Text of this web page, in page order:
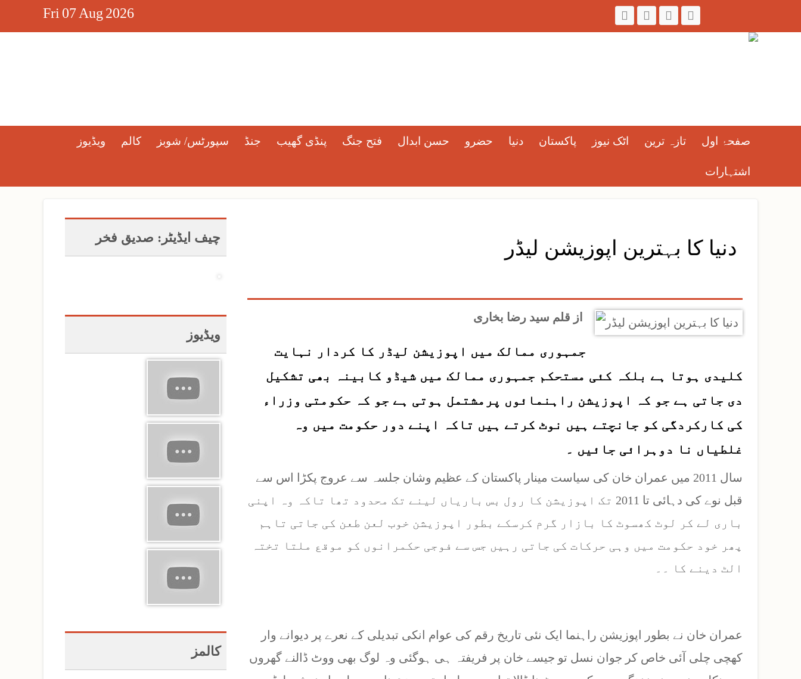
Fri 07 Aug 2026
صفحۂ اول تازہ ترین اٹک نیوز پاکستان دنیا حضرو حسن ابدال فتح جنگ پنڈی گھیب جنڈ سپورٹس/ شوبز کالم ویڈیوز
اشتہارات
جمہوری ممالک میں اپوزیشن لیڈر کا کردار نہایت
کلیدی ہوتا ہے بلکہ کئی مستحکم جمہوری ممالک میں شیڈو کابینہ بھی تشکیل
دی جاتی ہے جو کہ اپوزیشن راہنمائوں پرمشتمل ہوتی ہے جو کہ حکومتی وزراء
کی کارکردگی کو جانچتے ہیں نوٹ کرتے ہیں تاکہ اپنے دور حکومت میں وہ
غلطیاں نا دوہرائی جائیں ۔
سال 2011 میں عمران خان کی سیاست مینار پاکستان کے عظیم وشان جلسہ سے عروج پکڑا اس سے
قبل نوے کی دہائی تا 2011 تک اپوزیشن کا رول بس باریاں لینے تک محدود تھا تاکہ وہ اپنی
باری لے کر لوٹ کھسوٹ کا بازار گرم کرسکے بطور اپوزیشن خوب لعن طعن کی جاتی تاہم
پھر خود حکومت میں وہی حرکات کی جاتی رہیں جس سے فوجی حکمرانوں کو موقع ملتا تختہ
الٹ دینے کا ۔۔
عمران خان نے بطور اپوزیشن راہنما ایک نئی تاریخ رقم کی عوام انکی تبدیلی کے نعرے پر دیوانے وار
کھچی چلی آئی خاص کر جوان نسل تو جیسے خان پر فریفتہ ہی ہوگئی وہ لوگ بھی ووٹ ڈالنے گھروں
چیف ایڈیٹر: صدیق فخر
ویڈیوز
کالمز